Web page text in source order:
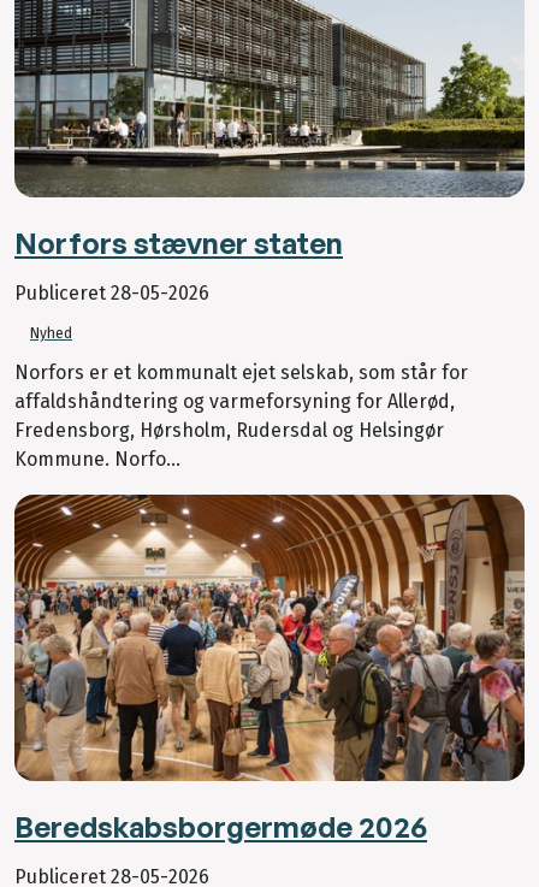
Norfors stævner staten
Publiceret 28-05-2026
Nyhed
Norfors er et kommunalt ejet selskab, som står for
affaldshåndtering og varmeforsyning for Allerød,
Fredensborg, Hørsholm, Rudersdal og Helsingør
Kommune. Norfo...
Beredskabsborgermøde 2026
Publiceret 28-05-2026